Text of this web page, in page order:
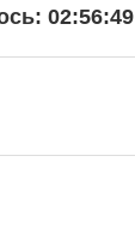
02:56:48